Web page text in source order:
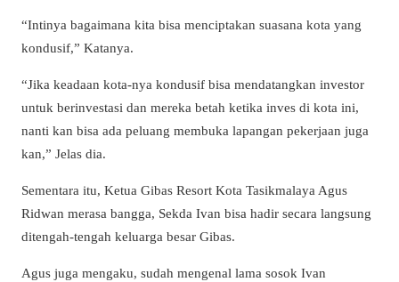
“Intinya bagaimana kita bisa menciptakan suasana kota yang
kondusif,” Katanya.
“Jika keadaan kota-nya kondusif bisa mendatangkan investor
untuk berinvestasi dan mereka betah ketika inves di kota ini,
nanti kan bisa ada peluang membuka lapangan pekerjaan juga
kan,” Jelas dia.
Sementara itu, Ketua Gibas Resort Kota Tasikmalaya Agus
Ridwan merasa bangga, Sekda Ivan bisa hadir secara langsung
ditengah-tengah keluarga besar Gibas.
Agus juga mengaku, sudah mengenal lama sosok Ivan